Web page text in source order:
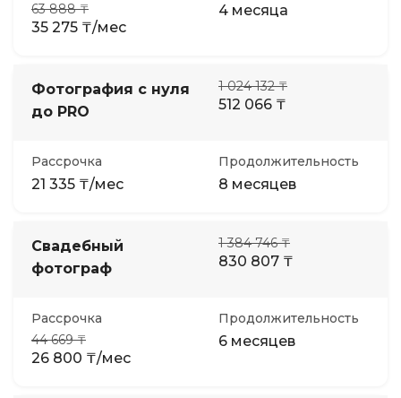
63 888 ₸
35 275 ₸/мес
4 месяца
Фотография с нуля
до PRO
1 024 132 ₸
512 066 ₸
Рассрочка
21 335 ₸/мес
Продолжительность
8 месяцев
Свадебный
фотограф
1 384 746 ₸
830 807 ₸
Рассрочка
44 669 ₸
26 800 ₸/мес
Продолжительность
6 месяцев